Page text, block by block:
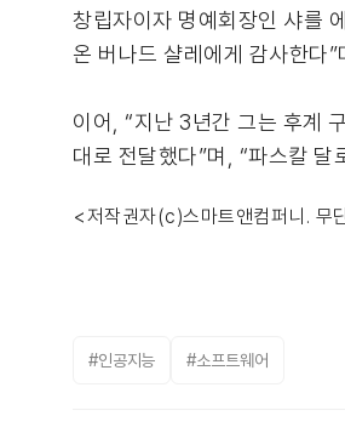
창립자이자 명예회장인 샤를
온 버나드 샬레에게 감사한다
이어, “지난 3년간 그는 후계
대로 전달했다”며, “파스칼
<저작권자(c)스마트앤컴퍼니. 무
#인공지능 #소프트웨어